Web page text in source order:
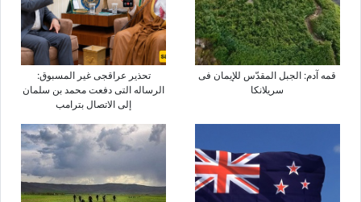
قمه آدم: الجبل المقدّس للإیمان فی
سریلانکا
تحذیر عراقجی غیر المسبوق:
الرساله التی دفعت محمد بن سلمان
إلى الاتصال بترامب